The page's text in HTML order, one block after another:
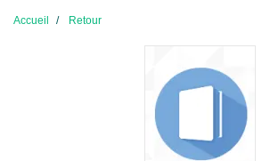
Accueil Retour